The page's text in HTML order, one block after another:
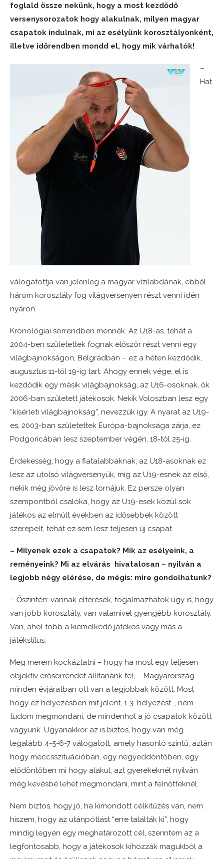
foglald össze nekünk, hogy a most kezdődő
versenysorozatok hogy alakulnak, milyen magyar
csapatok indulnak, mi az esélyünk korosztályonként,
illetve időrendben mondd el, hogy mik várhatók!
–
Hat
válogatottja van jelenleg a magyar vízilabdának, ebből
három korosztály fog világversenyen részt venni idén
nyáron.
Kronológiai sorrendben mennék. Az U18-as, tehát a
2004-ben születettek fognak először részt venni egy
világbajnokságon, Belgrádban – ez a héten kezdődik,
augusztus 11-től 19-ig tart. Ahogy ennek vége, el is
kezdődik egy másik világbajnokság, az U16-osoknak, ők
2006-ban született játékosok. Nekik Voloszban lesz egy
“kísérleti világbajnokság”, nevezzük így. A nyarat az U19-
es, 2003-ban születettek Európa-bajnoksága zárja, ez
Podgoricában lesz szeptember végén, 18-tól 25-ig.
Érdekesség, hogy a fiatalabbaknak, az U18-asoknak ez
lesz az utolsó világversenyük, míg az U19-esnek az első,
nekik még jövőre is lesz tornájuk. Ez persze olyan
szempontból csalóka, hogy az U19-esek közül sok
játékos az elmúlt években az idősebbek között
szerepelt, tehát ez sem lesz teljesen új csapat.
– Milyenek ezek a csapatok? Mik az esélyeink, a
reményeink? Mi az elvárás hivatalosan – nyilván a
legjobb négy elérése, de mégis: mire gondolhatunk?
– Őszintén: vannak eltérések, fogalmazhatok úgy is, hogy
van jobb korosztály, van valamivel gyengébb korosztály.
Van, ahol több a kiemelkedő játékos vagy más a
játékstílus.
Meg merem kockáztatni – hogy ha most egy teljesen
objektív erősorrendet állítanánk fel, – Magyarország
minden évjáratban ott van a legjobbak között. Most
hogy ez helyezésben mit jelent, 1-3. helyezést…, nem
tudom megmondani, de mindenhol a jó csapatok között
vagyunk. Ugyanakkor az is biztos, hogy van még
legalább 4-5-6-7 válogatott, amely hasonló szintű, aztán
hogy meccsszituációban, egy negyeddöntőben, egy
elődöntőben mi hogy alakul, azt gyerekeknél nyilván
még kevésbé lehet megmondani, mint a felnőtteknél.
Nem biztos, hogy jó, ha kimondott célkitűzés van, nem
hiszem, hogy az utánpótlást “erre találták ki”, hogy
mindig legyen egy meghatározott cél, szerintem az a
legfontosabb, hogy a játékosok kihozzák magukból a